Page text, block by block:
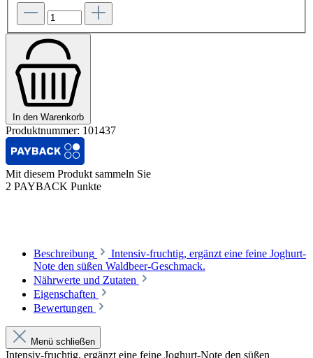
In den Warenkorb
Produktnummer: 101437
Mit diesem Produkt sammeln Sie
2 PAYBACK Punkte
Beschreibung
Intensiv-fruchtig, ergänzt eine feine Joghurt-
Note den süßen Waldbeer-Geschmack.
Nährwerte und Zutaten
Eigenschaften
Bewertungen
Menü schließen
Intensiv-fruchtig, ergänzt eine feine Joghurt-Note den süßen